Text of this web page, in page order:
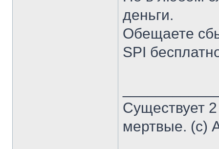
деньги.
Обещаете
SPI
Существует
мертвые. (с)